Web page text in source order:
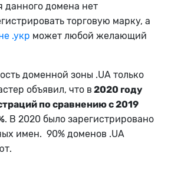
данного домена нет
торговую марку, а
.укр может любой желающий
доменной зоны .UA только
объявил, что в 2020 году
по сравнению с 2019
. В 2020 было зарегистрировано
имен. 90% доменов .UA